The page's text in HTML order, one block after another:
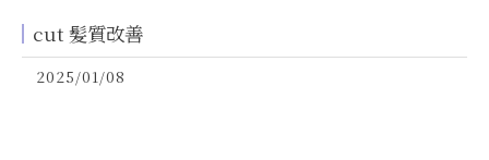
cut 髪質改善
2025/01/08